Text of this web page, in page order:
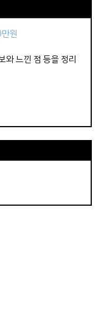
원
느낀 점 등을 정리